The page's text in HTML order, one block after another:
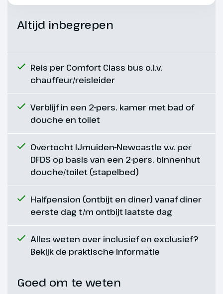
Dag 6
Lake District
10 km
Vandaag gaan we een heerlijke
wandeling maken in het Lake
District rondom het Derwent
Water (max. 10 km). We beginnen
in Keswick en lopen over
bospaden, langs de waterkant en
een stukje over een berghelling.
Mocht je de wandeling vandaag
te lang vinden, dan kun je de
aantal haltes verder brengt of
Altijd inbegrepen
Reis per Comfort Class bus o.l.v.
chauffeur/reisleider
Verblijf in een 2-pers. kamer met bad of
douche en toilet
Overtocht IJmuiden-Newcastle v.v. per
DFDS op basis van een 2-pers. binnenhut
douche/toilet (stapelbed)
Halfpension (ontbijt en diner) vanaf diner
eerste dag t/m ontbijt laatste dag
Alles weten over inclusief en exclusief?
Bekijk de praktische informatie
Goed om te weten